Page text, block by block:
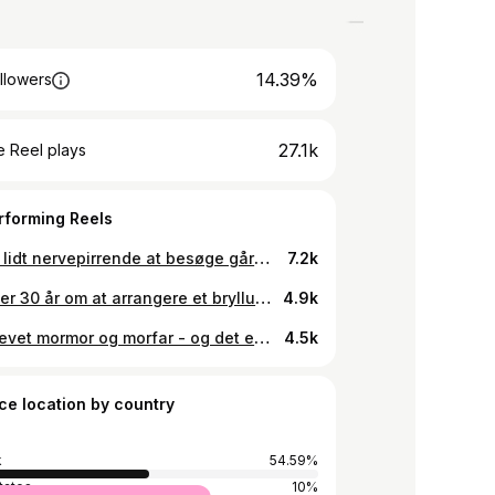
14.39%
Reel plays 27.1k
Reels
Faktisk lidt nervepirrende at besøge gården for første gang efter, man har skrevet under og købt den - men den skuffer bestemt ikke. Bobby og jeg + familien fik den sødeste overlevering af parret, der sælger. Anekdoter om stedets historie; fx ligger der en gammel galgebakke på grunden 😬, Snak og sjove historier om huset, stedet - naturen og dyrelivet. Næste besøg er med flyttekasser 🥳 Næste step er at tage hul på planerne bid for bid 🫶🏻👩🏻‍🌾🍀 7.2k
Nogen er 30 år om at arrangere et bryllup❤️❤️, Bobby og jeg var en uge - til gengæld brugte vi 30 år til at tage det helt rigtige tilløb. Fra kærester til ægtefolk - og med masser af kærlighed fra familie og venner 💞❤️💞❤️💞❤️💞 #bryllup #gift #weddingday #wedding 4.9k
Vi er blevet mormor og morfar - og det er vidunderligt, og lige så vidunderligt at trille den første barnevognstur i en anemonefyldt skov 🍃🤍🍃 Vi ligner nogle bedsteforældre, der er ved at stikke af fra forældrene - det gør vi også næsten, for vi er ved at dåne at kærlighed over det lille vidunder ❤️ #mormor #bedsteforældre #familytime 4.5k
location by country
54.59%
10%